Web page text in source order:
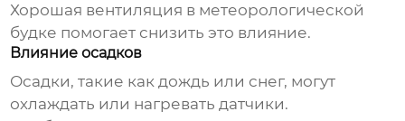
Хорошая вентиляция в метеорологической
будке помогает снизить это влияние.
Влияние осадков
Осадки, такие как дождь или снег, могут
охлаждать или нагревать датчики.